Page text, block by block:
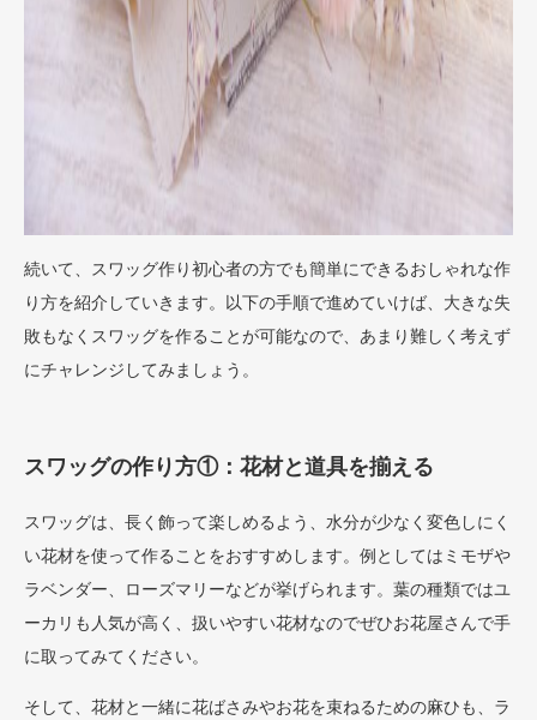
続いて、スワッグ作り初心者の方でも簡単にできるおしゃれな作
り方を紹介していきます。以下の手順で進めていけば、大きな失
敗もなくスワッグを作ることが可能なので、あまり難しく考えず
にチャレンジしてみましょう。
スワッグの作り方①：花材と道具を揃える
スワッグは、長く飾って楽しめるよう、水分が少なく変色しにく
い花材を使って作ることをおすすめします。例としてはミモザや
ラベンダー、ローズマリーなどが挙げられます。葉の種類ではユ
ーカリも人気が高く、扱いやすい花材なのでぜひお花屋さんで手
に取ってみてください。
そして、花材と一緒に花ばさみやお花を束ねるための麻ひも、ラ